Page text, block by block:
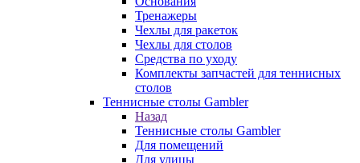
Тренажеры
Чехлы для ракеток
Чехлы для столов
Средства по уходу
Комплекты запчастей для теннисных
столов
Теннисные столы Gambler
Назад
Теннисные столы Gambler
Для помещений
Для улицы